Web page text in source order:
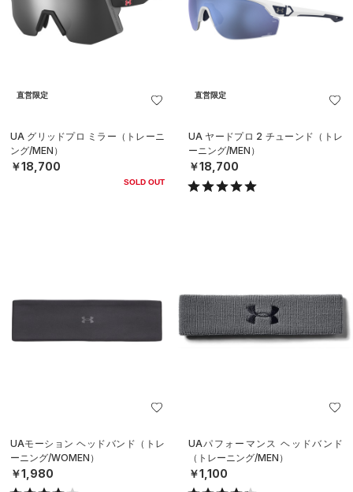
直営限定
UA グリッドプロ ミラー（トレーニ
ング/MEN）
￥18,700
SOLD OUT
直営限定
UA ヤードプロ 2 チューンド（トレ
ーニング/MEN）
￥18,700
UAモーション ヘッドバンド（トレ
ーニング/WOMEN）
￥1,980
UAパフォーマンス ヘッドバンド
（トレーニング/MEN）
￥1,100